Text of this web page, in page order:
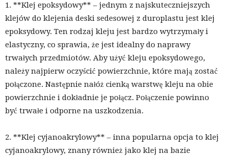
1. **Klej epoksydowy** – jednym z najskuteczniejszych
klejów do klejenia deski sedesowej z duroplastu jest klej
epoksydowy. Ten rodzaj kleju jest bardzo wytrzymały i
elastyczny, co sprawia, że ​​jest idealny do naprawy
trwałych przedmiotów. Aby użyć kleju epoksydowego,
należy najpierw oczyścić powierzchnie, które mają zostać
połączone. Następnie nałóż cienką warstwę kleju na obie
powierzchnie i dokładnie je połącz. Połączenie powinno
być trwałe i odporne na uszkodzenia.
2. **Klej cyjanoakrylowy** – inna popularna opcja to klej
cyjanoakrylowy, znany również jako klej na bazie